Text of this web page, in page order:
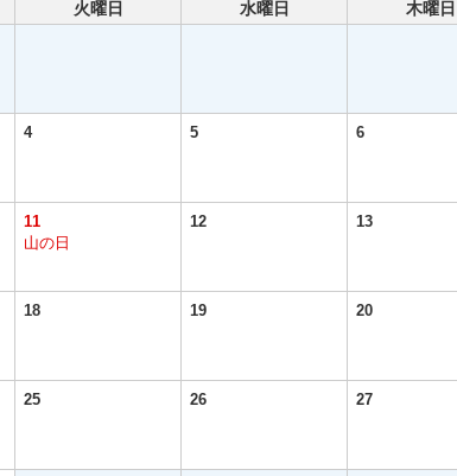
火曜日 水曜日 木曜日
4 5 6
11
山の日
12 13
18 19 20
25 26 27